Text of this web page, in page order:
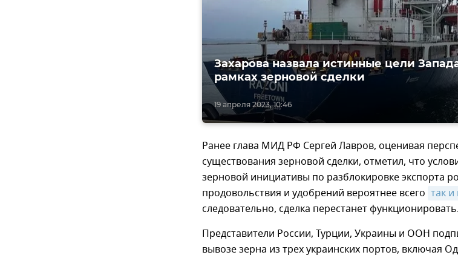
19 апреля 2023, 10:46
Захарова назвала истинные цели
рамках зерновой сделки
Ранее глава МИД РФ Сергей Лавров, оценивая
существования зерновой сделки, отметил, что
зерновой инициативы по разблокировке экспорта
продовольствия и удобрений вероятнее всего так
следовательно, сделка перестанет функционировать.
Представители России, Турции, Украины и ООН
вывозе зерна из трех украинских портов, включая